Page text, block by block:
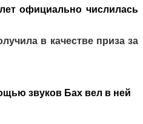
официально числилась
в качестве приза за
звуков Бах вел в ней